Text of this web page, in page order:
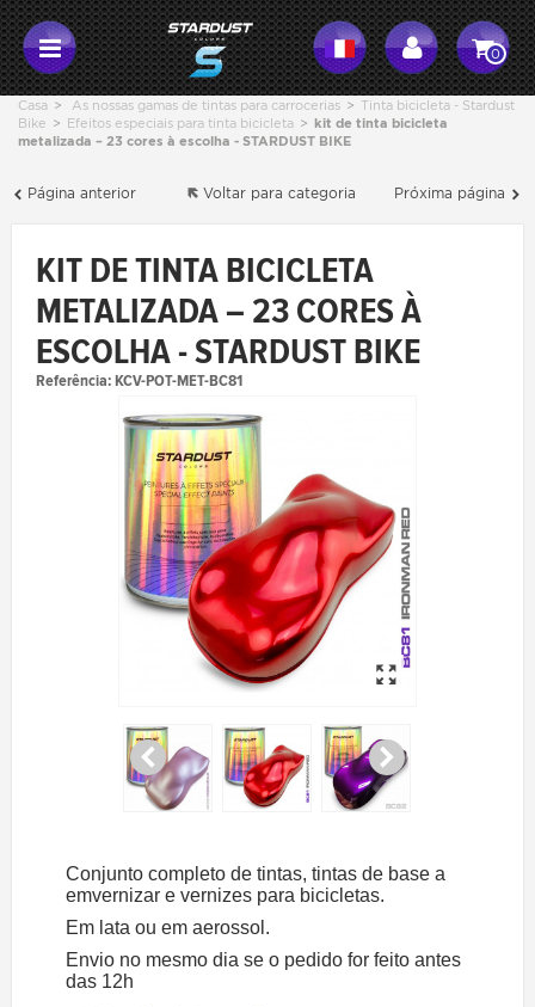
0
Casa > As nossas gamas de tintas para carrocerias > Tinta bicicleta - Stardust
Bike > Efeitos especiais para tinta bicicleta > kit de tinta bicicleta
metalizada – 23 cores à escolha - STARDUST BIKE
Página anterior Próxima página
Voltar para categoria
KIT DE TINTA BICICLETA
METALIZADA – 23 CORES À
ESCOLHA - STARDUST BIKE
Referência:KCV-POT-MET-BC81
Conjunto completo de tintas, tintas de base a
emvernizar e vernizes para bicicletas.
Em lata ou em aerossol.
Envio no mesmo dia se o pedido for feito antes
das 12h